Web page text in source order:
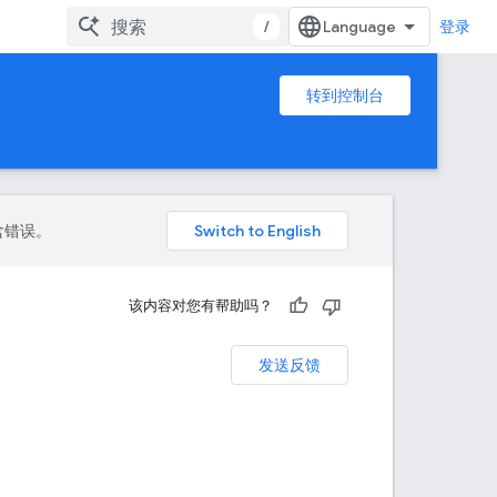
/ 登录
转到控制台
误。
该内容对您有帮助吗？
发送反馈